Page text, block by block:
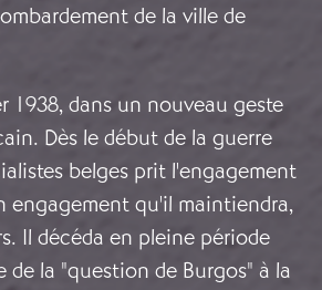
de la ville de
1938, dans un nouveau geste
Dès le début de la guerre
belges prit l'engagement
engagement qu'il maintiendra,
Il décéda en pleine période
de la "question de Burgos" à la